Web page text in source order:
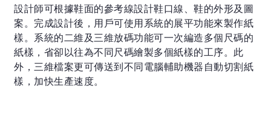
設計師可根據鞋面的參考線設計鞋口線、鞋的外形及圖
案。完成設計後，用戶可使用系統的展平功能來製作紙
樣。系統的二維及三維放碼功能可一次編造多個尺碼的
紙樣，省卻以往為不同尺碼繪製多個紙樣的工序。此
外，三維檔案更可傳送到不同電腦輔助機器自動切割紙
樣，加快生產速度。